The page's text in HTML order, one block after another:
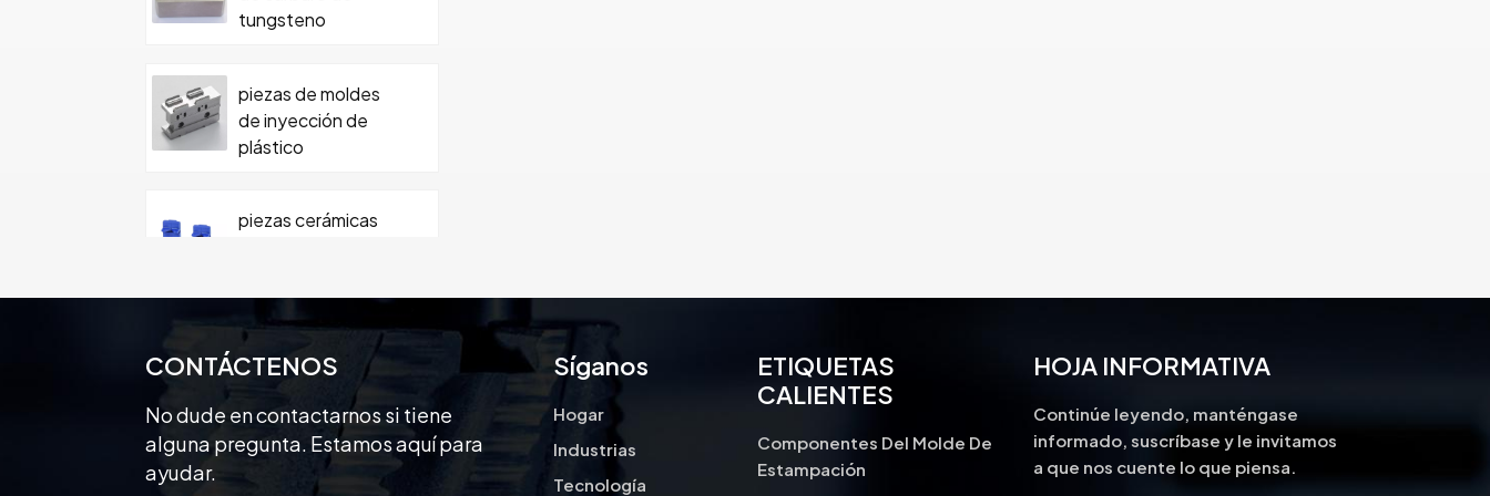
tungsteno
piezas de moldes
de inyección de
plástico
piezas cerámicas
precisión
Pieza de cerámica
de moldeo de
carburo con tornillo
CONTÁCTENOS
No dude en contactarnos si tiene
alguna pregunta. Estamos aquí para
ayudar.
Síganos
Hogar
Industrias
Tecnología
ETIQUETAS
CALIENTES
Componentes Del Molde De
Estampación
HOJA INFORMATIVA
Continúe leyendo, manténgase
informado, suscríbase y le invitamos
a que nos cuente lo que piensa.